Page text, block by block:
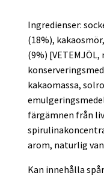
Ingredienser:
(18%),
(9%)
kakaomassa,
färgämnen från
arom, naturlig
Kan innehålla